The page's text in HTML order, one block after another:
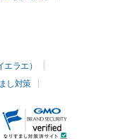
ラエ）
し対策